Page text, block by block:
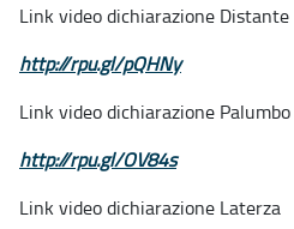
Link video dichiarazione Distante
http://rpu.gl/pQHNy
Link video dichiarazione Palumbo
http://rpu.gl/OV84s
Link video dichiarazione Laterza